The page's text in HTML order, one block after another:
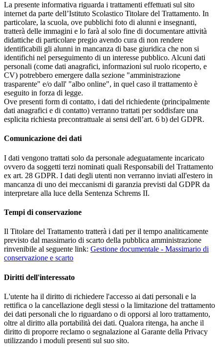
La presente informativa riguarda i trattamenti effettuati sul sito
internet da parte dell’Istituto Scolastico Titolare del Trattamento. In
particolare, la scuola, ove pubblichi foto di alunni e insegnanti,
tratterà delle immagini e lo farà al solo fine di documentare attività
didattiche di particolare pregio avendo cura di non rendere
identificabili gli alunni in mancanza di base giuridica che non si
identifichi nel perseguimento di un interesse pubblico. Alcuni dati
personali (come dati anagrafici, informazioni sul ruolo ricoperto, e
CV) potrebbero emergere dalla sezione "amministrazione
trasparente" e/o dall' "albo online", in quel caso il trattamento è
eseguito in forza di legge.
Ove presenti form di contatto, i dati del richiedente (principalmente
dati anagrafici e di contatto) verranno trattati per soddisfare una
esplicita richiesta precontrattuale ai sensi dell’art. 6 b) del GDPR.
Comunicazione dei dati
I dati vengono trattati solo da personale adeguatamente incaricato
ovvero da soggetti terzi nominati quali Responsabili del Trattamento
ex art. 28 GDPR. I dati degli utenti non verranno inviati all'estero in
mancanza di uno dei meccanismi di garanzia previsti dal GDPR da
interpretare alla luce della Sentenza Schrems II.
Tempi di conservazione
Il Titolare del Trattamento tratterà i dati per il tempo analiticamente
previsto dal massimario di scarto della pubblica amministrazione
rinvenibile al seguente link: Gestione documentale - Massimario di
conservazione e scarto
Diritti dell'interessato
L'utente ha il diritto di richiedere l'accesso ai dati personali e la
rettifica o la cancellazione degli stessi o la limitazione del trattamento
dei dati personali che lo riguardano o di opporsi al loro trattamento,
oltre al diritto alla portabilità dei dati. Qualora ritenga, ha anche il
diritto di proporre reclamo o segnalazione al Garante della Privacy
utilizzando i moduli presenti sul suo sito.